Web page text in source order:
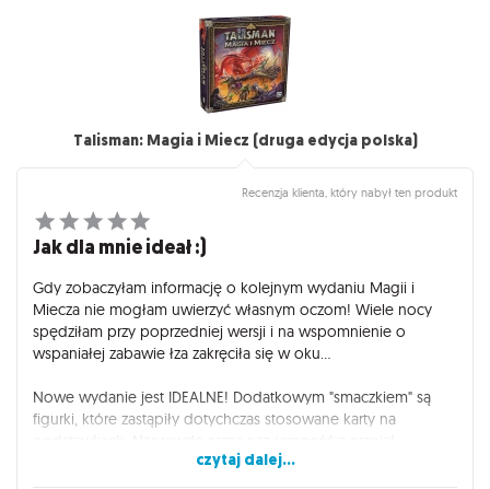
Talisman: Magia i Miecz (druga edycja polska)
Recenzja klienta, który nabył ten produkt
Jak dla mnie ideał :)
Gdy zobaczyłam informację o kolejnym wydaniu Magii i
Miecza nie mogłam uwierzyć własnym oczom! Wiele nocy
spędziłam przy poprzedniej wersji i na wspomnienie o
wspaniałej zabawie łza zakręciła się w oku...
Nowe wydanie jest IDEALNE! Dodatkowym "smaczkiem" są
figurki, które zastąpiły dotychczas stosowane karty na
Teraz tylko z niecierpliwością wypatruję kolejnych rozszerzeń...
czytaj dalej...